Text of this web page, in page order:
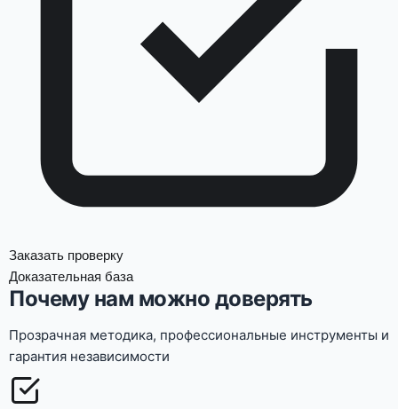
Заказать проверку
Доказательная база
Почему нам можно доверять
Прозрачная методика, профессиональные инструменты и
гарантия независимости